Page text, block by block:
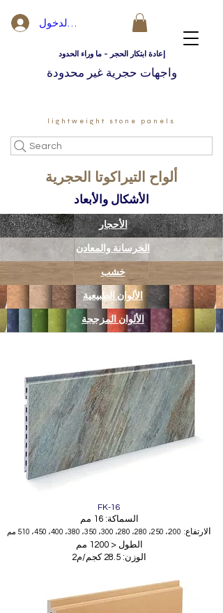
تسجيل الدخول
Search
إعادة ابتكار الحجر - ما وراء الحدود
واجهات حجرية غير محدودة
lightweight stone panels
ألواح التيراكوتا الحجرية
الأشكال والأبعاد
الأحجار
الخرسانة والمعادن
خشب
الألوان الطبيعية
الألوان المزججة
FK-16
السماكة: 16 مم
لارتفاع: 2 00، 250، 280، 280، 300، 350، 380، 400، 450، 510 مم
الطول < 1200 مم
الوزن: 28.5 كجم/م2